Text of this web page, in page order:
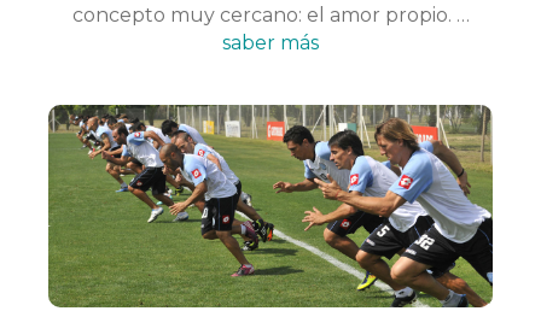
concepto muy cercano: el amor propio. …
saber más